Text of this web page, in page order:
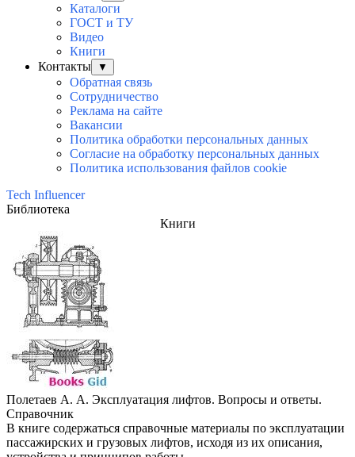
Каталоги
ГОСТ и ТУ
Видео
Книги
Контакты
▼
Обратная связь
Сотрудничество
Реклама на сайте
Вакансии
Политика обработки персональных данных
Согласие на обработку персональных данных
Политика использования файлов cookie
Tech Influencer
Библиотека
Книги
Полетаев А. А. Эксплуатация лифтов. Вопросы и ответы.
Справочник
В книге содержаться справочные материалы по эксплуатации
пассажирских и грузовых лифтов, исходя из их описания,